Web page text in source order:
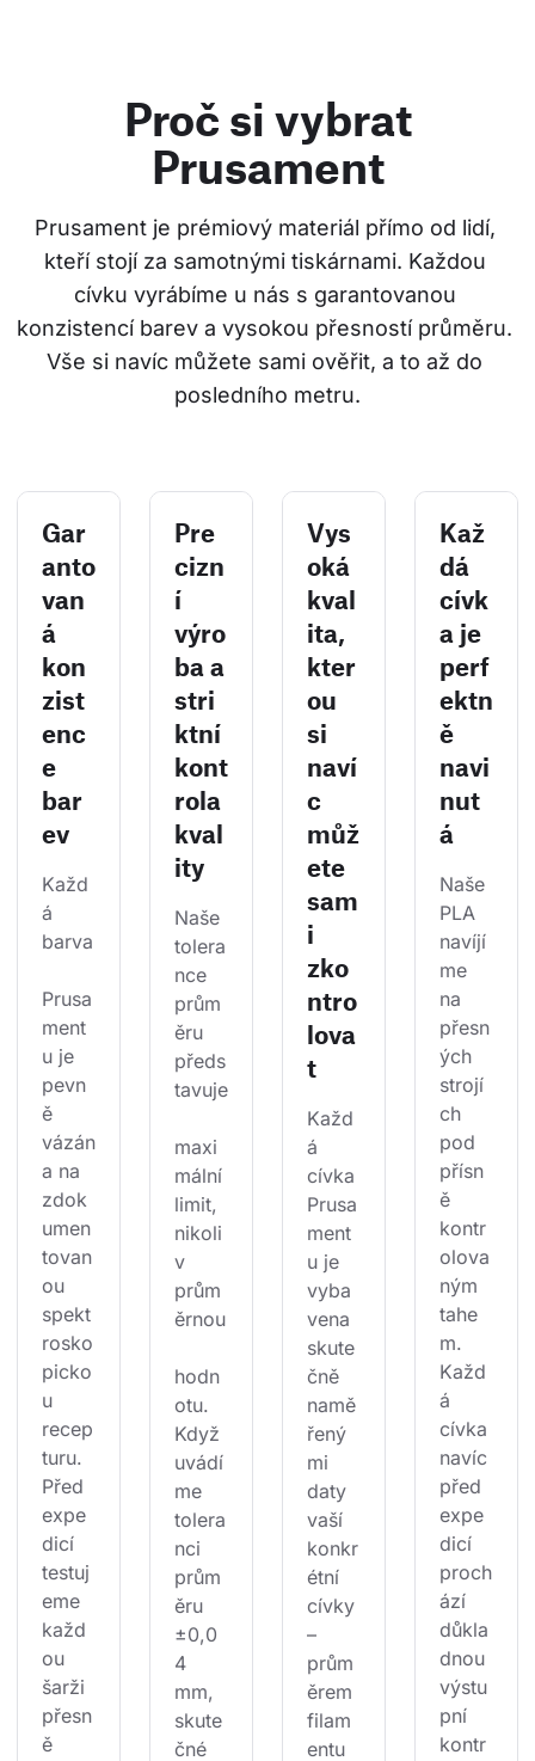
Proč si vybrat
Prusament
Prusament je prémiový materiál přímo od lidí,
kteří stojí za samotnými tiskárnami. Každou
cívku vyrábíme u nás s garantovanou
konzistencí barev a vysokou přesností průměru.
Vše si navíc můžete sami ověřit, a to až do
posledního metru.
Gar
anto
van
á
kon
zist
enc
e
bar
ev
Každ
á
barva
Prusa
ment
u je
pevn
ě
vázán
a na
zdok
umen
tovan
ou
spekt
rosko
picko
u
recep
turu.
Před
expe
dicí
testuj
eme
každ
ou
šarži
přesn
ě
Pre
cizn
í
výro
ba a
stri
ktní
kont
rola
kval
ity
Naše
tolera
nce
prům
ěru
předs
tavuje
maxi
mální
limit,
nikoli
v
prům
ěrnou
hodn
otu.
Když
uvádí
me
tolera
nci
prům
ěru
±0,0
4
mm,
skute
čné
Vys
oká
kval
ita,
kter
ou
si
naví
c
můž
ete
sam
i
zko
ntro
lova
t
Každ
á
cívka
Prusa
ment
u je
vyba
vena
skute
čně
namě
řený
mi
daty
vaší
konkr
étní
cívky
–
prům
ěrem
filam
entu
Kaž
dá
cívk
a je
perf
ektn
ě
navi
nut
á
Naše
PLA
navíjí
me
na
přesn
ých
strojí
ch
pod
přísn
ě
kontr
olova
ným
tahe
m.
Každ
á
cívka
navíc
před
expe
dicí
proch
ází
důkla
dnou
výstu
pní
kontr